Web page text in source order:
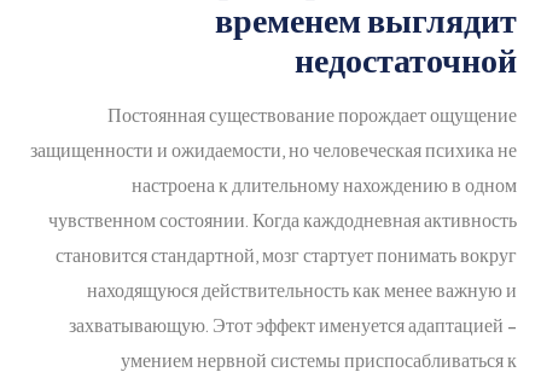
временем выглядит
недостаточной
Постоянная существование порождает ощущение
защищенности и ожидаемости, но человеческая психика не
настроена к длительному нахождению в одном
чувственном состоянии. Когда каждодневная активность
становится стандартной, мозг стартует понимать вокруг
находящуюся действительность как менее важную и
захватывающую. Этот эффект именуется адаптацией –
умением нервной системы приспосабливаться к